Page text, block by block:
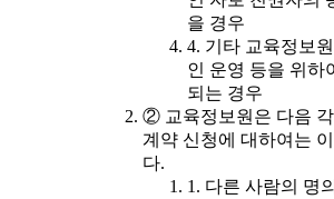
을 경우
4. 기타 교육정보
인 운영 등을 위하
되는 경우
② 교육정보원은 다음
계약 신청에 대하여는
다.
1. 다른 사람의 명